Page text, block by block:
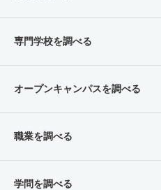
専門学校を調べる
オープンキャンパスを調べる
職業を調べる
学問を調べる